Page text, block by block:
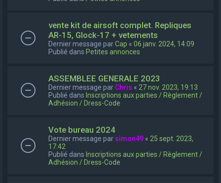
vente kit de airsoft complet. Repliques
AR-15, Glock-17 + vetements
Dernier message parCap « 06 janv. 2024, 14:09
Publié dans Petites annonces
ASSEMBLEE GENERALE 2023
Dernier message par Chris « 27 nov. 2023, 19:13
Publié dans Inscriptions aux parties / Règlement /
Adhésion / Dress-Code
Vote bureau 2024
Dernier message par simon49 « 25 sept. 2023,
17:42
Publié dans Inscriptions aux parties / Règlement /
Adhésion / Dress-Code